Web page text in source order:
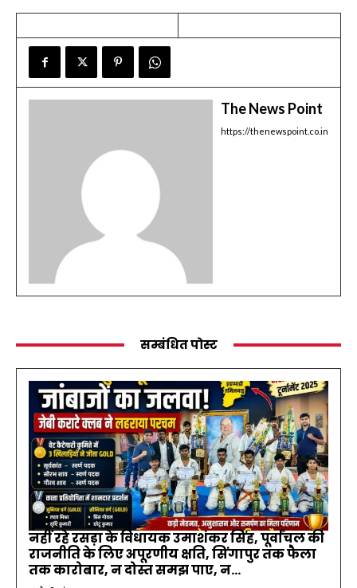
The News Point
https://thenewspoint.co.in
सम्बंधित पोस्ट
नहीं रहे रसड़ा के विधायक उमाशंकर सिंह, पूर्वांचल की
राजनीति के लिए अपूरणीय क्षति, सिंगापुर तक फैला
तक कारोबार, न दोस्त समझ पाए, न...